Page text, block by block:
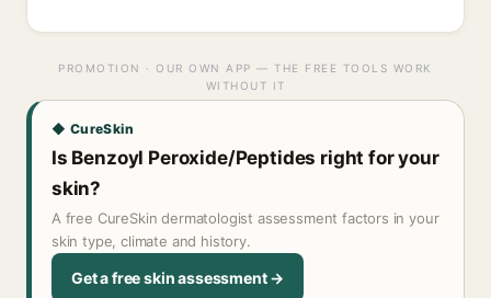
PROMOTION · OUR OWN APP — THE FREE TOOLS WORK
WITHOUT IT
◆ CureSkin
Is Benzoyl Peroxide/Peptides right for your
skin?
A free CureSkin dermatologist assessment factors in your
skin type, climate and history.
Get a free skin assessment →